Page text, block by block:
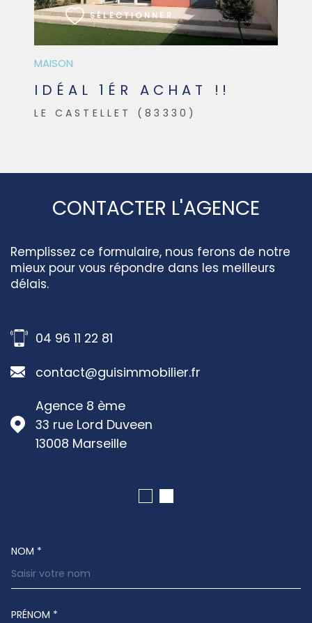
MAISON
IDÉAL 1ÉR ACHAT !!
LE CASTELLET (83330)
SÉLECTIONNER
CONTACTER L'AGENCE
Remplissez ce formulaire, nous ferons de notre
mieux pour vous répondre dans les meilleurs
délais.
04 96 11 22 81
contact@guisimmobilier.fr
Agence 8 ème
33 rue Lord Duveen
13008
Marseille
TRAD_MELTEM_VOSCOORDONNEES
NOM *
PRÉNOM *